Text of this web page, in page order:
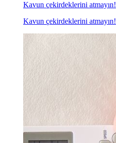
Kavun çekirdeklerini atmayın!
Kavun çekirdeklerini atmayın!